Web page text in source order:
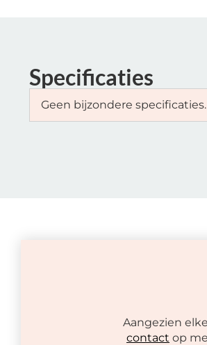
Specificaties
Geen bijzondere specificaties.
Aangezien
contact op